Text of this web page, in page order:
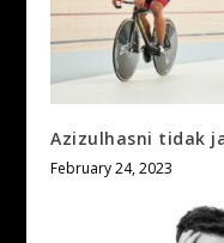
Azizulhasni tidak
February 24, 2023